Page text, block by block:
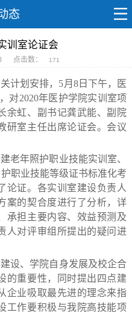
态
训室论证会
点击数： 171
计划安排，5月8日下午，医
对2020年医护学院实训室项
余虹、副书记龚武能、副院
研室主任出席论证会。会议
老年照护职业技能实训室、
职业技能等级证书标准化考
论证。各实训室建设负责人
案的契合度进行了分析，详
承担主要内容、效益预测及
人对评审组所提出的疑问进
设、学院自身发展及校企合
的重要性，同时提出四点建
企业吸取最先进的理念来指
工作要积极与我院高技能项